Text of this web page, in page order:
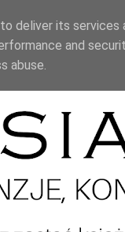
deliver its
and
abuse.